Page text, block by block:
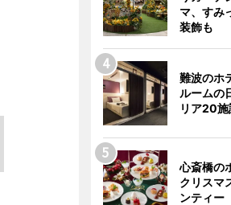
マ、すみ
装飾も
難波のホ
ルームの
リア20
心斎橋の
クリスマ
ンティー